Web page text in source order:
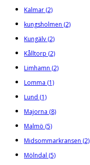
Kalmar (2)
kungsholmen (2)
Kungälv (2)
Kålltorp (2)
Limhamn (2)
Lomma (1)
Lund (1)
Majorna (8)
Malmö (5)
Midsommarkransen (2)
Mölndal (5)